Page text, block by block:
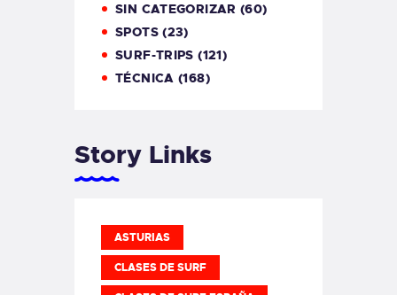
SIN CATEGORIZAR (60)
SPOTS(23)
SURF-TRIPS (121)
TÉCNICA (168)
Story Links
ASTURIAS
CLASES DE SURF